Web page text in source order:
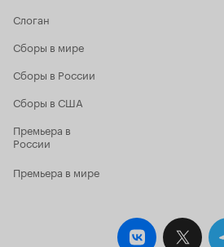
Слоган
Сборы в мире
Сборы в России
Сборы в США
Премьера в
России
Премьера в мире